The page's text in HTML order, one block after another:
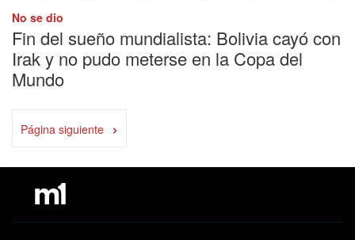
No se dio
Fin del sueño mundialista: Bolivia cayó con
Irak y no pudo meterse en la Copa del
Mundo
Página siguiente ›